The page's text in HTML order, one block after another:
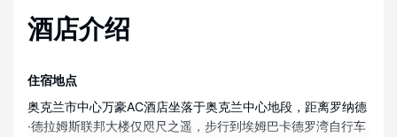
酒店介绍
住宿地点
奥克兰市中心万豪AC酒店坐落于奥克兰中心地段，距离罗纳德
·德拉姆斯联邦大楼仅咫尺之遥，步行到埃姆巴卡德罗湾自行车